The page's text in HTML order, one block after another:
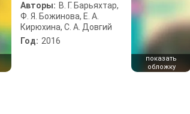
Авторы: В. Г. Барьяхтар,
Ф. Я. Божинова, Е. А.
Кирюхина, С. А. Довгий
Год: 2016
показать
обложку